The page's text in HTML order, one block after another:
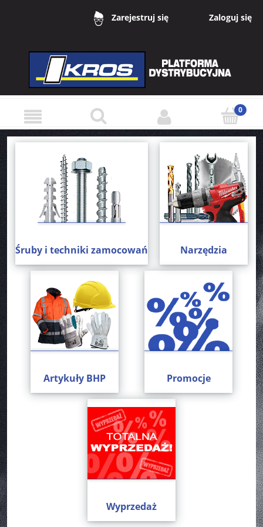
Zarejestruj się Zaloguj się
Śruby i techniki zamocowań Narzędzia
Artykuły BHP Promocje
Wyprzedaż